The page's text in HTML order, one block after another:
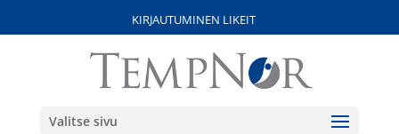
KIRJAUTUMINEN LIKEIT
Valitse sivu